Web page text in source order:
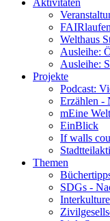
Aktivitäten
Welthaus
Ausleihe:
Ausleihe:
Projekte
Podcast:
Erzählen -
mEine
EinBlick
If walls
Themen
SDGs -